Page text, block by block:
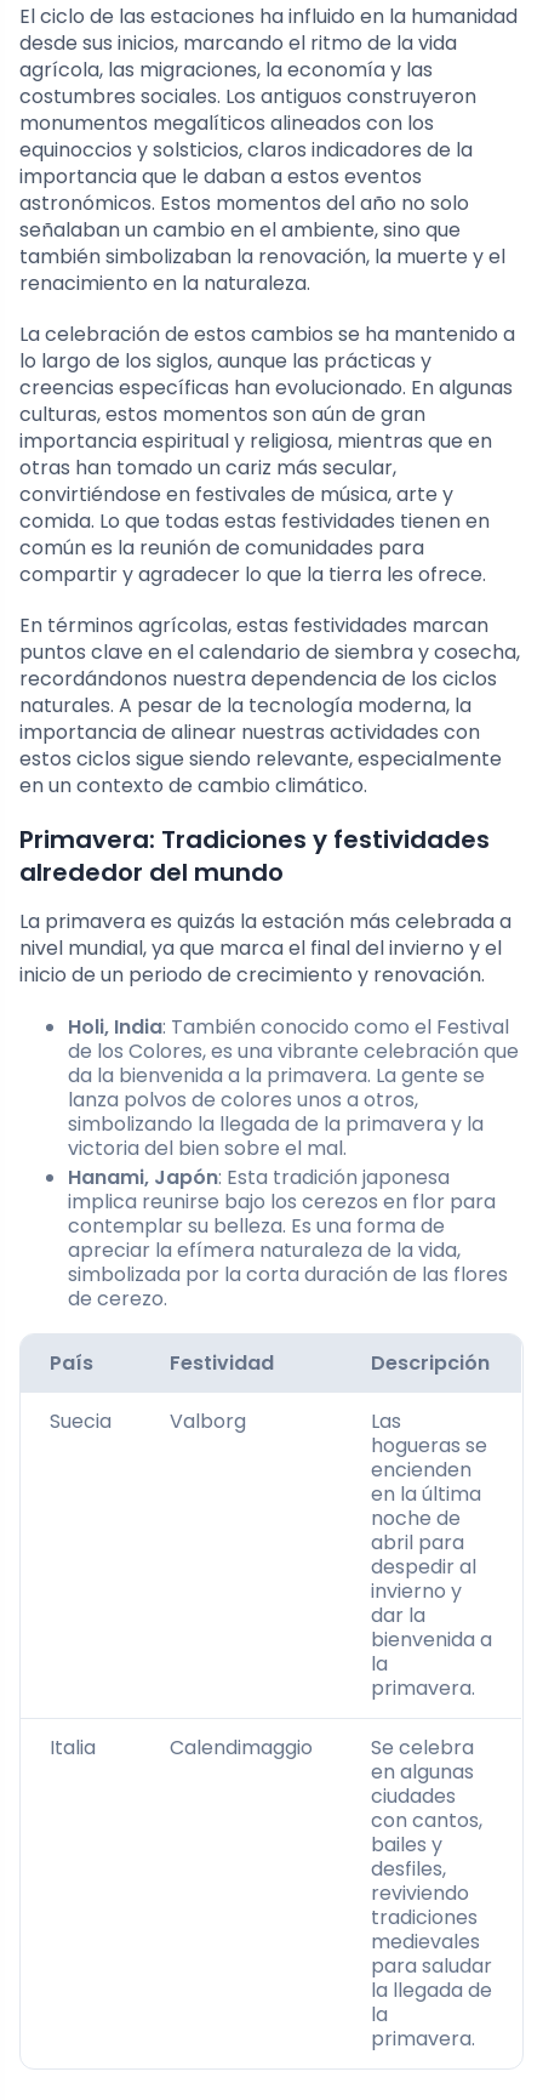
El ciclo de las estaciones ha influido en la humanidad
desde sus inicios, marcando el ritmo de la vida
agrícola, las migraciones, la economía y las
costumbres sociales. Los antiguos construyeron
monumentos megalíticos alineados con los
equinoccios y solsticios, claros indicadores de la
importancia que le daban a estos eventos
astronómicos. Estos momentos del año no solo
señalaban un cambio en el ambiente, sino que
también simbolizaban la renovación, la muerte y el
renacimiento en la naturaleza.
La celebración de estos cambios se ha mantenido a
lo largo de los siglos, aunque las prácticas y
creencias específicas han evolucionado. En algunas
culturas, estos momentos son aún de gran
importancia espiritual y religiosa, mientras que en
otras han tomado un cariz más secular,
convirtiéndose en festivales de música, arte y
comida. Lo que todas estas festividades tienen en
común es la reunión de comunidades para
compartir y agradecer lo que la tierra les ofrece.
En términos agrícolas, estas festividades marcan
puntos clave en el calendario de siembra y cosecha,
recordándonos nuestra dependencia de los ciclos
naturales. A pesar de la tecnología moderna, la
importancia de alinear nuestras actividades con
estos ciclos sigue siendo relevante, especialmente
en un contexto de cambio climático.
Primavera: Tradiciones y festividades
alrededor del mundo
La primavera es quizás la estación más celebrada a
nivel mundial, ya que marca el final del invierno y el
inicio de un periodo de crecimiento y renovación.
Holi, India: También conocido como el Festival
de los Colores, es una vibrante celebración que
da la bienvenida a la primavera. La gente se
lanza polvos de colores unos a otros,
simbolizando la llegada de la primavera y la
victoria del bien sobre el mal.
Hanami, Japón: Esta tradición japonesa
implica reunirse bajo los cerezos en flor para
contemplar su belleza. Es una forma de
apreciar la efímera naturaleza de la vida,
simbolizada por la corta duración de las flores
de cerezo.
País Festividad Descripción
Suecia Valborg
Las
hogueras se
encienden
en la última
noche de
abril para
despedir al
invierno y
dar la
bienvenida a
la
primavera.
Italia Calendimaggio
Se celebra
en algunas
ciudades
con cantos,
bailes y
desfiles,
reviviendo
tradiciones
medievales
para saludar
la llegada de
la
primavera.